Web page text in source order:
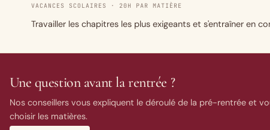
VACANCES SCOLAIRES · 20H PAR MATIÈRE
Travailler les chapitres les plus exigeants et s'entraîner en
Une question avant la rentrée ?
Nos conseillers vous expliquent le déroulé de la pré-rentrée et
choisir les matières.